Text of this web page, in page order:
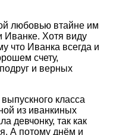
любовью втайне им
Иванке. Хотя виду
что Иванка всегда и
счету,
и верных
класса
из иванкиных
девчонку, так как
А потому днём и